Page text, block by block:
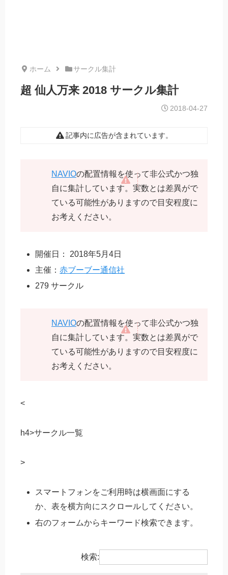
ホーム サークル集計
超 仙人万来 2018 サークル集計
2018-04-27
記事内に広告が含まれています。
NAVIOの配置情報を使って非公式かつ独
自に集計しています。実数とは差異がで
ている可能性がありますので目安程度に
お考えください。
開催日： 2018年5月4日
主催：赤ブーブー通信社
279 サークル
NAVIOの配置情報を使って非公式かつ独
自に集計しています。実数とは差異がで
ている可能性がありますので目安程度に
お考えください。
<
h4>サークル一覧
>
スマートフォンをご利用時は横画面にする
か、表を横方向にスクロールしてください。
右のフォームからキーワード検索できます。
検索: